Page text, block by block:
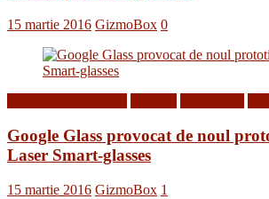
15 martie 2016 GizmoBox 0
Google Glass provocat de noul
Laser Smart-glasses
15 martie 2016 GizmoBox 1